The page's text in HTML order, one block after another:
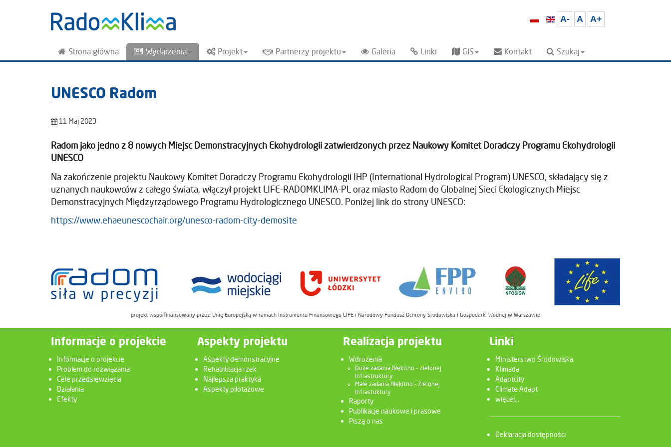
A- A A+
Strona główna Wydarzenia Projekt Partnerzy projektu Galeria Linki GIS Kontakt Szukaj
UNESCO Radom
11 Maj 2023
Radom jako jedno z 8 nowych Miejsc Demonstracyjnych Ekohydrologii zatwierdzonych przez Naukowy Komitet Doradczy Programu Ekohydrologii
UNESCO
Na zakończenie projektu Naukowy Komitet Doradczy Programu Ekohydrologii IHP (International Hydrological Program) UNESCO, składający się z
uznanych naukowców z całego świata, włączył projekt LIFE-RADOMKLIMA-PL oraz miasto Radom do Globalnej Sieci Ekologicznych Miejsc
Demonstracyjnych Międzyrządowego Programu Hydrologicznego UNESCO. Poniżej link do strony UNESCO:
https://www.ehaeunescochair.org/unesco-radom-city-demosite
projekt współfinansowany przez: Unię Europejską w ramach Instrumentu Finansowego LIFE i Narodowy Fundusz Ochrony Środowiska i Gospodarki Wodnej w Warszawie
Informacje o projekcie
Informacje o projekcie
Problem do rozwiązania
Cele przedsięwzięcia
Działania
Efekty
Aspekty projektu
Aspekty demonstracyjne
Rehabilitacja rzek
Najlepsza praktyka
Aspekty pilotażowe
Realizacja projektu
Wdrożenia
Duże zadania Błękitno - Zielonej
Infrastruktury
Małe zadania Błękitno - Zielonej
Infrastuktury
Raporty
Publikacje naukowe i prasowe
Piszą o nas
Linki
Ministerstwo Środowiska
Klimada
Adaptcity
Climate Adapt
więcej...
Deklaracja dostępności